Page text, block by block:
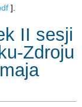
].
II sesji
Zdroju